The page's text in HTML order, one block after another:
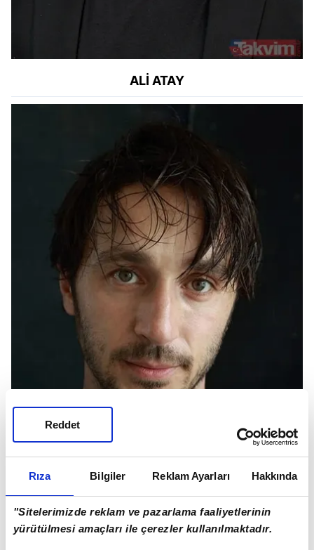
Rıza Bilgiler Reklam Ayarları Hakkında
"Sitelerimizde reklam ve pazarlama faaliyetlerinin
yürütülmesi amaçları ile çerezler kullanılmaktadır.
Reddet
ALİ ATAY